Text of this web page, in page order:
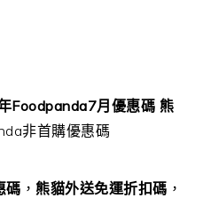
Foodpanda7月優惠碼 熊
非首購優惠碼
碼 ， 熊貓外送免運折扣碼 ，